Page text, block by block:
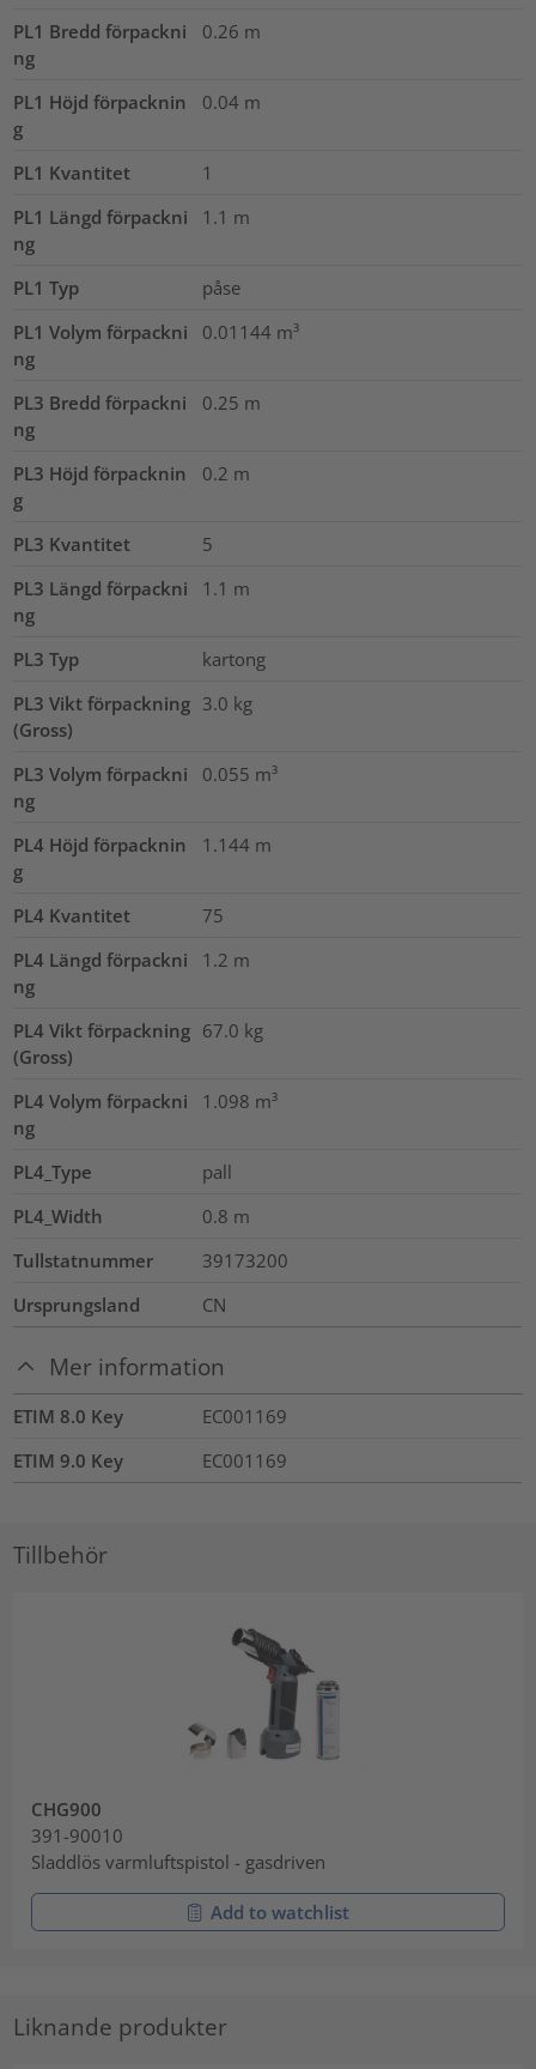
PL1 Bredd förpackni
ng
0.26 m
PL1 Höjd förpacknin
g
0.04 m
PL1 Kvantitet
1
PL1 Längd förpackni
ng
1.1 m
PL1 Typ
påse
PL1 Volym förpackni
ng
0.01144 m³
PL3 Bredd förpackni
ng
0.25 m
PL3 Höjd förpacknin
g
0.2 m
PL3 Kvantitet
5
PL3 Längd förpackni
ng
1.1 m
PL3 Typ
kartong
PL3 Vikt förpackning
(Gross)
3.0 kg
PL3 Volym förpackni
ng
0.055 m³
PL4 Höjd förpacknin
g
1.144 m
PL4 Kvantitet
75
PL4 Längd förpackni
ng
1.2 m
PL4 Vikt förpackning
(Gross)
67.0 kg
PL4 Volym förpackni
ng
1.098 m³
PL4_Type
pall
PL4_Width
0.8 m
Tullstatnummer
39173200
Ursprungsland
CN
Mer information
ETIM 8.0 Key
EC001169
ETIM 9.0 Key
EC001169
Tillbehör
CHG900
391-90010
Sladdlös varmluftspistol - gasdriven
Add to watchlist
Liknande produkter